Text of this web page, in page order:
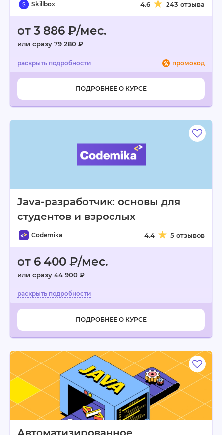
Skillbox 4.6 243 отзыва
от 3 886 ₽/мес.
или сразу 79 280 ₽
промокод
ПОДРОБНЕЕ О КУРСЕ
Java-разработчик: основы для
студентов и взрослых
Codemika 4.4 5 отзывов
от 6 400 ₽/мес.
или сразу 44 900 ₽
ПОДРОБНЕЕ О КУРСЕ
Автоматизированное